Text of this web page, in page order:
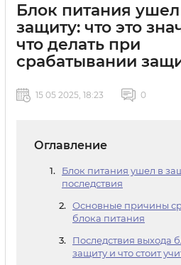
Блок питания
защиту: что это
что делать при
срабатывании
15 05 2025, 18:23 0
Оглавление
Блок питания ушел в
последствия
Основные причины
блока питания
Последствия выхода
защиту и что стоит